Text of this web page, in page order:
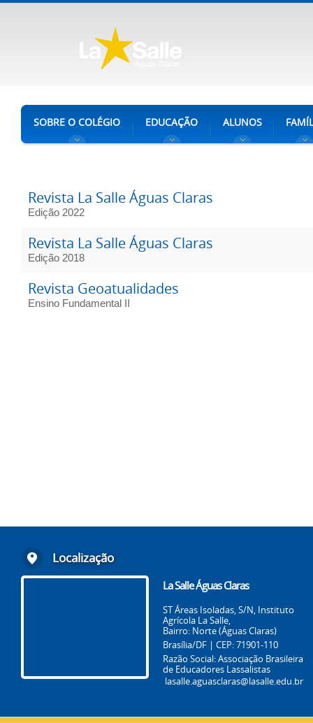
SOBRE O COLÉGIO EDUCAÇÃO ALUNOS
Revista La Salle Águas Claras
Edição 2022
Revista La Salle Águas Claras
Edição 2018
Revista Geoatualidades
Ensino Fundamental II
Localização
La Salle Águas Claras
ST Áreas Isoladas, S/N, Instituto
Agrícola La Salle,
Bairro: Norte (Águas Claras)
Brasília/DF | CEP: 71901-110
Razão Social: Associação Brasileira
de Educadores Lassalistas
lasalle.aguasclaras@lasalle.edu.br